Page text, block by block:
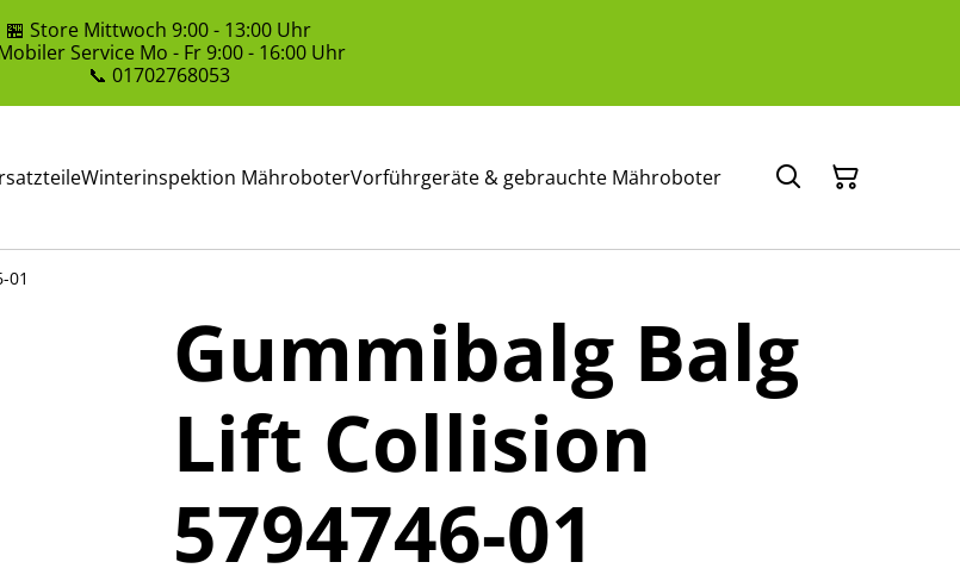
🏪 Store Mittwoch 9:00 - 13:00 Uhr
Service Mo - Fr 9:00 - 16:00 Uhr
📞 01702768053
Winterinspektion MähroboterVorführgeräte & gebrauchte Mähroboter
01
Gummibalg Balg
Lift Collision
5794746-01